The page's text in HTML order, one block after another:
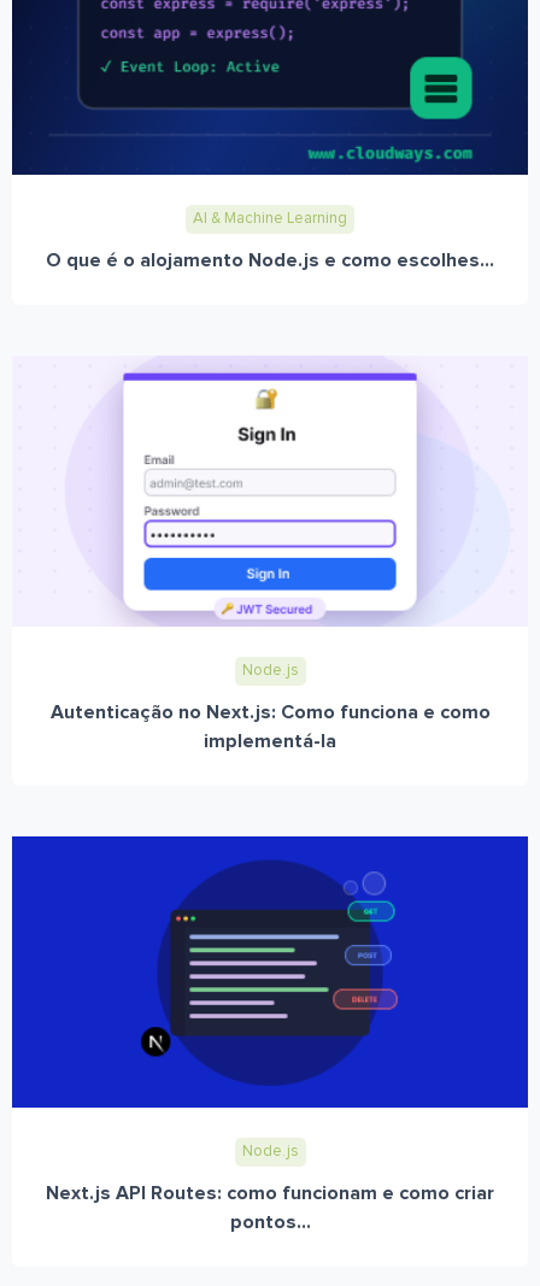
AI & Machine Learning
O que é o alojamento Node.js e como escolhes...
Node.js
Autenticação no Next.js: Como funciona e como
implementá-la
Node.js
Next.js API Routes: como funcionam e como criar
pontos...